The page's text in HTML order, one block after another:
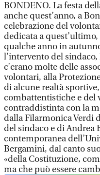
BONDENO. La festa
anche quest’anno, a
celebrazione del
dedicata a
qualche anno in
l’intervento del
c’erano molte delle
volontari, alla
di alcune realtà
combattentistiche e del
contraddistinta con la
dalla Filarmonica Verdi
del sindaco e di Andrea
contemporanea
Bergamini, dal canto
«della Costituzione,
ma che può essere